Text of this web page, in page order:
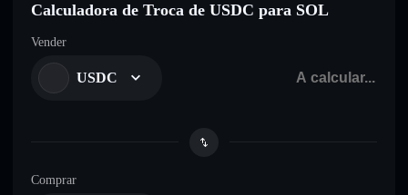
Calculadora de Troca de USDC para SOL
Vender
USDC
Comprar